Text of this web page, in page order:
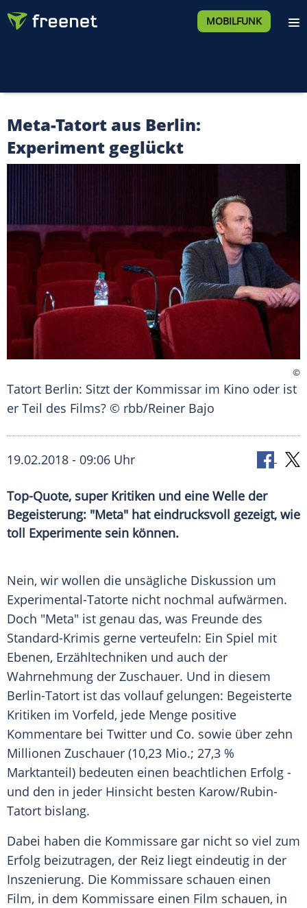
MOBILFUNK
Meta-Tatort aus Berlin:
Experiment geglückt
©
Tatort Berlin: Sitzt der Kommissar im Kino oder ist
er Teil des Films? © rbb/Reiner Bajo
19.02.2018 - 09:06 Uhr
Top-Quote, super Kritiken und eine Welle der
Begeisterung: "Meta" hat eindrucksvoll gezeigt, wie
toll Experimente sein können.
Nein, wir wollen die unsägliche Diskussion um
Experimental-Tatorte nicht nochmal aufwärmen.
Doch "Meta" ist genau das, was Freunde des
Standard-Krimis gerne verteufeln: Ein Spiel mit
Ebenen, Erzähltechniken und auch der
Wahrnehmung der Zuschauer. Und in diesem
Berlin-Tatort ist das vollauf gelungen: Begeisterte
Kritiken im Vorfeld, jede Menge positive
Kommentare bei Twitter und Co. sowie über zehn
Millionen Zuschauer (10,23 Mio.; 27,3 %
Marktanteil) bedeuten einen beachtlichen Erfolg -
und den in jeder Hinsicht besten Karow/Rubin-
Tatort bislang.
Dabei haben die Kommissare gar nicht so viel zum
Erfolg beizutragen, der Reiz liegt eindeutig in der
Inszenierung. Die Kommissare schauen einen
Film, in dem Kommissare einen Film schauen, in